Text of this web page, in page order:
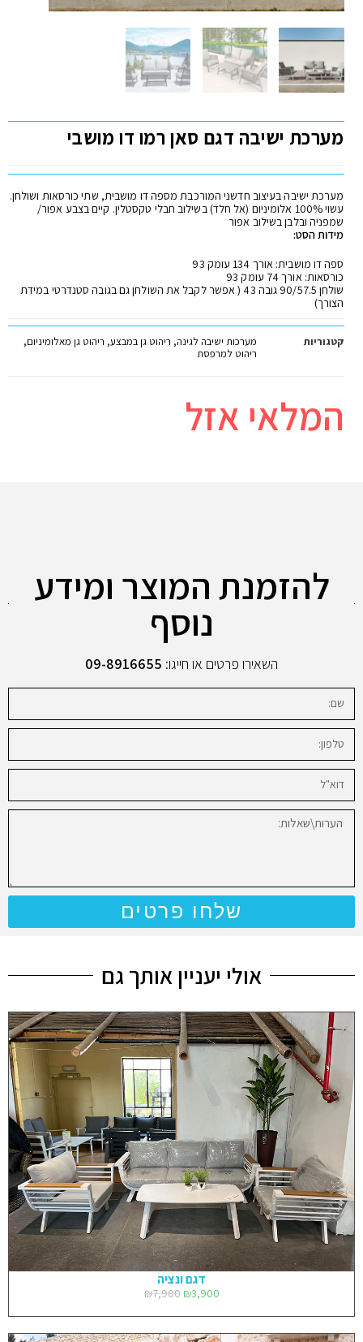
מערכת ישיבה דגם סאן רמו דו מושבי
מערכת ישיבה בעיצוב חדשני המורכבת מספה דו מושבית, שתי כורסאות ושולחן.
עשוי 100% אלומיניום (אל חלד) בשילוב חבלי טקסטלין. קיים בצבע אפור/
שמפניה ובלבן בשילוב אפור
מידות הסט:
ספה דו מושבית: אורך 134 עומק 93
כורסאות: אורך 74 עומק 93
שולחן 90/57.5 גובה 43 ( אפשר לקבל את השולחן גם בגובה סטנדרטי במידת
הצורך)
קטגוריות מערכות ישיבה לגינה, ריהוט גן במבצע, ריהוט גן מאלומיניום,
ריהוט למרפסת
המלאי אזל
להזמנת המוצר ומידע
נוסף
השאירו פרטים או חייגו: 09-8916655
שלחו פרטים
אולי יעניין אותך גם
דגם ונציה
₪7,900 ₪3,900